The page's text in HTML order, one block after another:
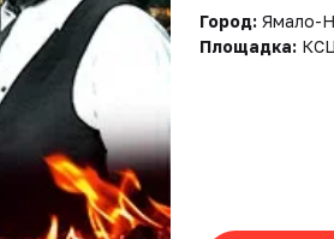
Город: Ямало-
Площадка: